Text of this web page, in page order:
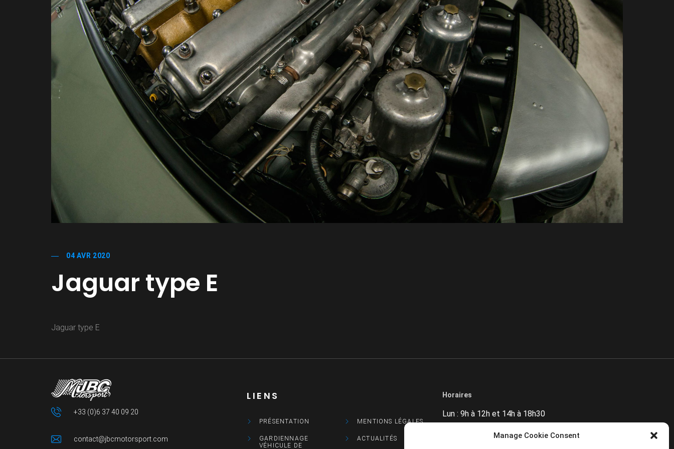
Manage Cookie Consent
04 AVR 2020
Jaguar type E
Jaguar type E
+33 (0)6 37 40 09 20
contact@jbcmotorsport.com
LIENS
PRÉSENTATION
GARDIENNAGE
VÉHICULE DE
MENTIONS LÉGALES
ACTUALITÉS
Horaires
Lun : 9h à 12h et 14h à 18h30
Mar : 9h à 12h et 14h à 18h30